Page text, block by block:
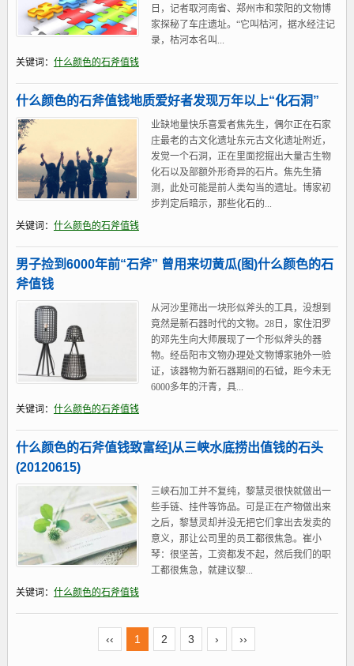
日，记者取河南省、郑州市和荥阳的文物博
家探秘了车庄遗址。“它叫枯河，据水经注记
录，枯河本名叫...
关键词： 什么颜色的石斧值钱
什么颜色的石斧值钱地质爱好者发现万年以上“化石洞”
业缺地量快乐喜爱者焦先生，偶尔正在石家
庄最老的古文化遗址东元古文化遗址附近，
发觉一个石洞，正在里面挖掘出大量古生物
化石以及部额外形奇异的石片。焦先生猜
测，此处可能是前人类勾当的遗址。博家初
步判定后暗示，那些化石的...
关键词： 什么颜色的石斧值钱
男子捡到6000年前“石斧” 曾用来切黄瓜(图)什么颜色的石
斧值钱
从河沙里筛出一块形似斧头的工具，没想到
竟然是新石器时代的文物。28日，家住汨罗
的邓先生向大师展现了一个形似斧头的器
物。经岳阳市文物办理处文物博家驰外一验
证，该器物为新石器期间的石钺，距今未无
6000多年的汗青，具...
关键词： 什么颜色的石斧值钱
什么颜色的石斧值钱致富经]从三峡水底捞出值钱的石头
(20120615)
三峡石加工并不复纯，黎慧灵很快就做出一
些手链、挂件等饰品。可是正在产物做出来
之后，黎慧灵却并没无把它们拿出去发卖的
意义，那让公司里的员工都很焦急。崔小
琴：很坚苦，工资都发不起，然后我们的职
工都很焦急，就建议黎...
关键词： 什么颜色的石斧值钱
‹‹ 1 2 3 › ››